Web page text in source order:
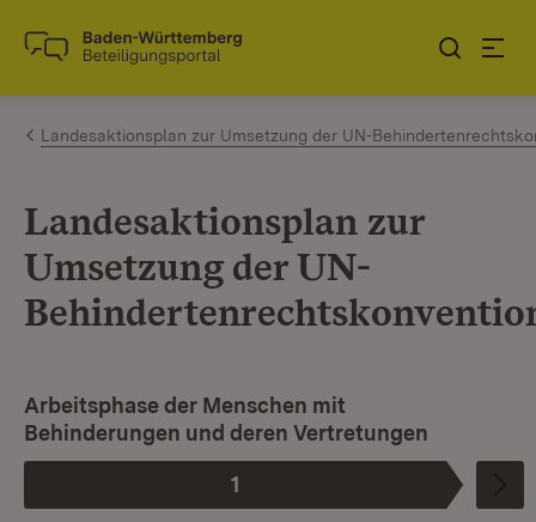
Zum Inhalt springen
Link zur Startseite
Landesaktionsplan zur Umsetzung der UN-
Landesaktionsplan zur
Umsetzung der UN-
Phase
1
:
Arbeitsphase der Menschen mit
Behinderungen und deren Vertretungen